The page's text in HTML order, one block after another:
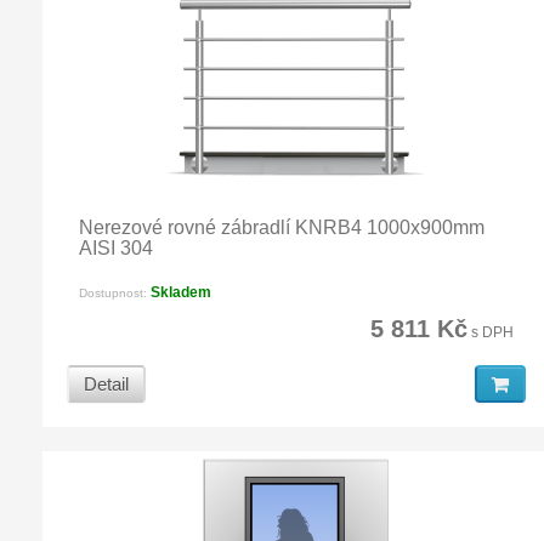
Nerezové rovné zábradlí KNRB4 1000x900mm
AISI 304
Dostupnost: Skladem
5 811 Kč s DPH
Detail